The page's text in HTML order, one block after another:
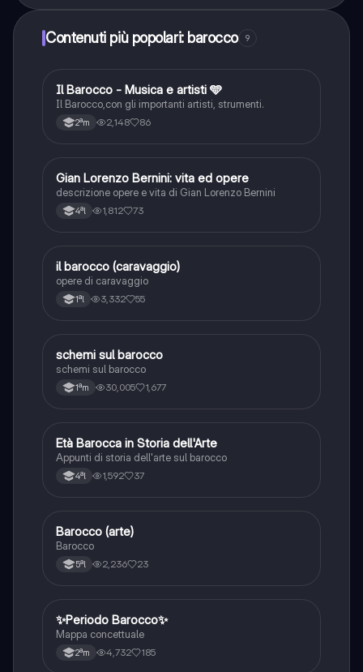
Contenuti più popolari: barocco 9
Musica
Il Barocco - Musica e artisti 🩵
Il Barocco,con gli importanti artisti, strumenti.
2ªm 2,148 86
Storia dell'arte
Gian Lorenzo Bernini: vita ed opere
descrizione opere e vita di Gian Lorenzo Bernini
4ªl 1,812 73
Storia dell'arte
il barocco (caravaggio)
opere di caravaggio
1ªl 3,332 55
Musica
schemi sul barocco
schemi sul barocco
1ªm 30,005 1,677
Storia dell'arte
Età Barocca in Storia dell'Arte
Appunti di storia dell'arte sul barocco
4ªl 1,592 37
Storia dell'arte
Barocco (arte)
Barocco
5ªl 2,236 23
Musica
✨Periodo Barocco✨
Mappa concettuale
2ªm 4,732 185